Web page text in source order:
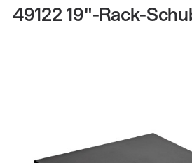
49122 19"-Rack-